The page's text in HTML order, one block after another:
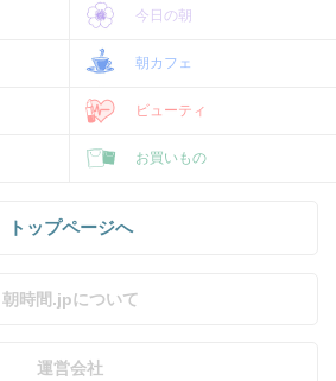
今日の朝
朝カフェ
ビューティ
お買いもの
トップページへ
朝時間.jpについて
運営会社